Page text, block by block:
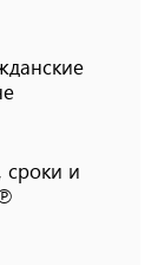
сроки и